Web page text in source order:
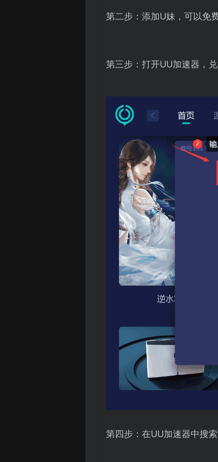
第二步：添加U妹，可以免
第三步：打开UU加速器，
第四步：在UU加速器中搜